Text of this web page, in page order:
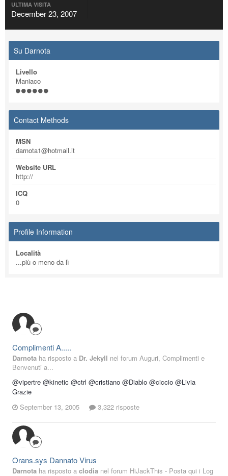
ULTIMA VISITA
December 23, 2007
Su Darnota
Livello
Maniaco
Contact Methods
MSN
darnota1@hotmail.it
Website URL
http://
ICQ
0
Profile Information
Località
...più o meno da lì
Complimenti A.....
Darnota ha risposto a Dr. Jekyll nel forum Auguri, Complimenti e
Benvenuti a...
@vipertre @kinetic @ctrl @cristiano @Diablo @ciccio @Livia
Grazie
September 13, 2005
3,322 risposte
Orans.sys Dannato Virus
Darnota ha risposto a clodia nel forum HiJackThis - Posta qui i Log